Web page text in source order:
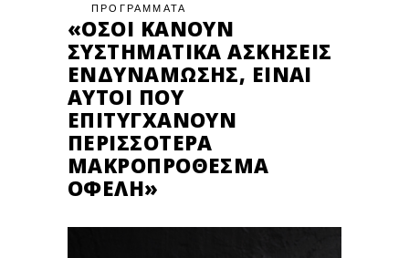
ΠΡΟΓΡΑΜΜΑΤΑ
«ΌΣΟΙ ΚΆΝΟΥΝ
ΣΥΣΤΗΜΑΤΙΚΆ ΑΣΚΉΣΕΙΣ
ΕΝΔΥΝΆΜΩΣΗΣ, ΕΊΝΑΙ
ΑΥΤΟΊ ΠΟΥ
ΕΠΙΤΥΓΧΆΝΟΥΝ
ΠΕΡΙΣΣΌΤΕΡΑ
ΜΑΚΡΟΠΡΌΘΕΣΜΑ
ΟΦΈΛΗ»